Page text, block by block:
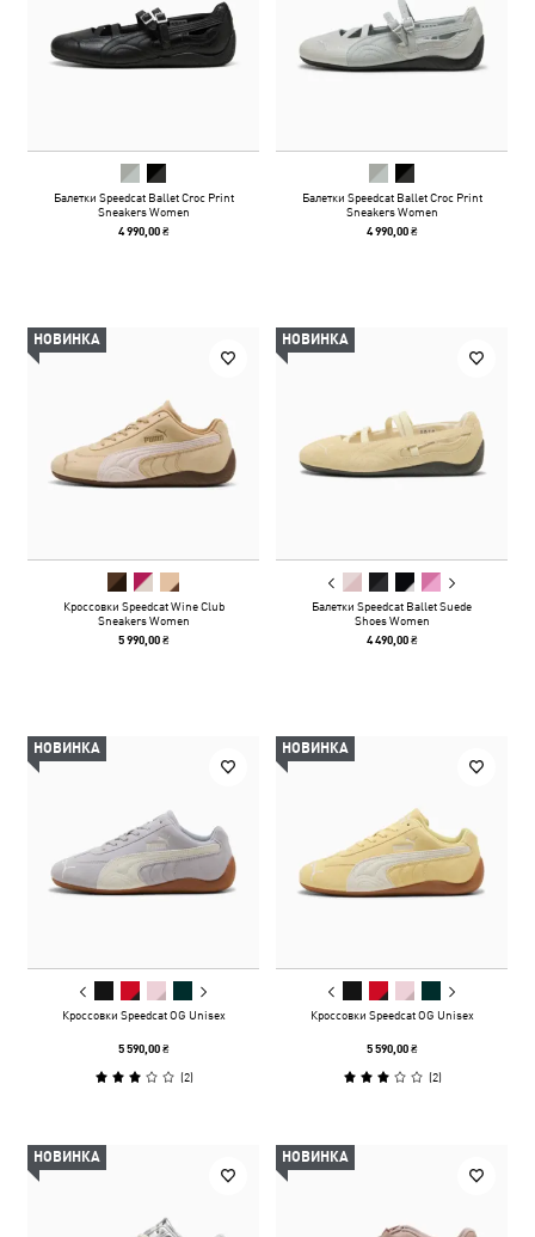
Балетки Speedcat Ballet Croc Print
Sneakers Women
4 990,00 ₴
Балетки Speedcat Ballet Croc Print
Sneakers Women
4 990,00 ₴
НОВИНКА
Кроссовки Speedcat Wine Club
Sneakers Women
5 990,00 ₴
НОВИНКА
Балетки Speedcat Ballet Suede
Shoes Women
4 490,00 ₴
НОВИНКА
Кроссовки Speedcat OG Unisex
5 590,00 ₴
(2)
НОВИНКА
Кроссовки Speedcat OG Unisex
5 590,00 ₴
(2)
НОВИНКА НОВИНКА